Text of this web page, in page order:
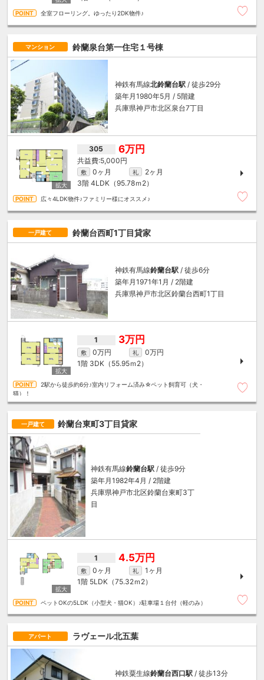
全室フローリング。ゆったり2DK物件♪
マンション 鈴蘭泉台第一住宅１号棟
神鉄有馬線北鈴蘭台駅 / 徒歩29分
築年月1980年5月 / 5階建
兵庫県神戸市北区泉台7丁目
305 6万円
5,000円
敷 0ヶ月 礼
2ヶ月
3階 4LDK（95.78ｍ 2）
広々4LDK物件♪ファミリー様にオススメ♪
一戸建て 鈴蘭台西町1丁目貸家
神鉄有馬線鈴蘭台駅 / 徒歩6分
築年月1971年1月 / 2階建
兵庫県神戸市北区鈴蘭台西町1丁目
1 3万円
敷 0万円 礼
0万円
1階 3DK（55.95ｍ 2）
2駅から徒歩約6分♪室内リフォーム済み☆ペット飼育可（犬・
猫）！
一戸建て 鈴蘭台東町3丁目貸家
神鉄有馬線鈴蘭台駅 / 徒歩9分
築年月1982年4月 / 2階建
兵庫県神戸市北区鈴蘭台東町3丁
目
1 4.5万円
敷 0ヶ月 礼
1ヶ月
1階 5LDK（75.32ｍ 2）
ペットOKの5LDK（小型犬・猫OK）♪駐車場１台付（軽のみ）
アパート ラヴェール北五葉
神鉄粟生線鈴蘭台西口駅 / 徒歩13分